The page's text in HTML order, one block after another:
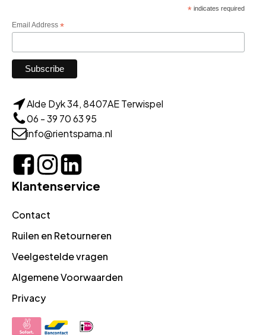
*indicates required
Email Address *
Alde Dyk 34, 8407AE Terwispel
06 - 39 70 63 95
info@rientspama.nl
Klantenservice
Contact
Ruilen en Retourneren
Veelgestelde vragen
Algemene Voorwaarden
Privacy